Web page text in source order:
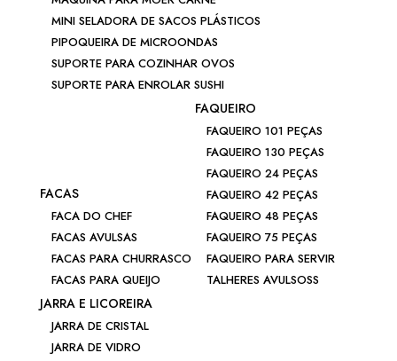
MINI SELADORA DE SACOS PLÁSTICOS
PIPOQUEIRA DE MICROONDAS
SUPORTE PARA COZINHAR OVOS
SUPORTE PARA ENROLAR SUSHI
FACAS
FACA DO CHEF
FACAS AVULSAS
FACAS PARA CHURRASCO
FACAS PARA QUEIJO
FAQUEIRO
FAQUEIRO 101 PEÇAS
FAQUEIRO 130 PEÇAS
FAQUEIRO 24 PEÇAS
FAQUEIRO 42 PEÇAS
FAQUEIRO 48 PEÇAS
FAQUEIRO 75 PEÇAS
FAQUEIRO PARA SERVIR
TALHERES AVULSOSS
JARRA E LICOREIRA
JARRA DE CRISTAL
JARRA DE VIDRO